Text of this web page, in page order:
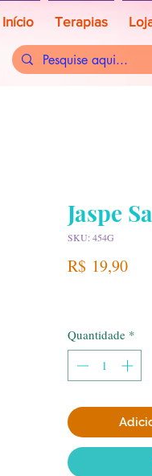
Início Terapias
Jaspe
SKU: 454G
R$ 19,90
Quantidade *